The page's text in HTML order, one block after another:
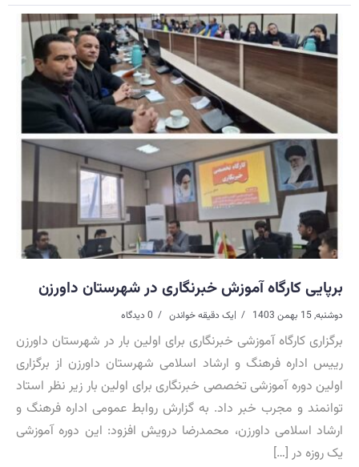
برپایی کارگاه آموزش خبرنگاری در شهرستان داورزن
دوشنبه, 15 بهمن 1403 |یک دقیقه خواندن 0 دیدگاه
برگزاری کارگاه آموزشی خبرنگاری برای اولین بار در شهرستان داورزن
رییس اداره فرهنگ و ارشاد اسلامی شهرستان داورزن از برگزاری
اولین دوره آموزشی تخصصی خبرنگاری برای اولین بار زیر نظر استاد
توانمند و مجرب خبر داد. به گزارش روابط عمومی اداره فرهنگ و
ارشاد اسلامی داورزن، محمدرضا درویش افزود: این دوره آموزشی
یک روزه در […]